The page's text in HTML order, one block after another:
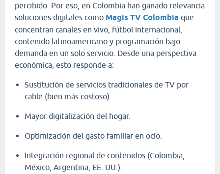
percibido. Por eso, en Colombia han ganado relevancia
soluciones digitales como Magis TV Colombia que
concentran canales en vivo, fútbol internacional,
contenido latinoamericano y programación bajo
demanda en un solo servicio. Desde una perspectiva
económica, esto responde a:
Sustitución de servicios tradicionales de TV por
cable (bien más costoso).
Mayor digitalización del hogar.
Optimización del gasto familiar en ocio.
Integración regional de contenidos (Colombia,
México, Argentina, EE. UU.).